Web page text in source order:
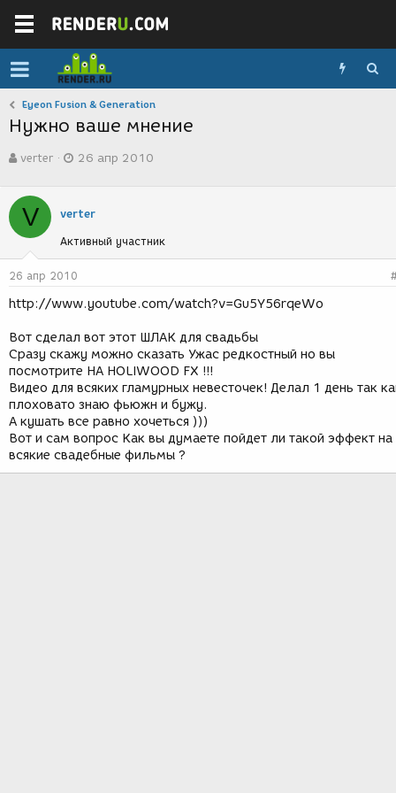
Eyeon Fusion & Generation
Нужно ваше мнение
в
о
р
е
м
ы
verter
а
с
з
д
а
и
26 апр 2010
V verter
Активный участник
26 апр 2010
http://www.youtube.com/watch?v=Gu5Y56rqeWo
Вот сделал вот этот ШЛАК для свадьбы
Сразу скажу можно сказать Ужас редкостный но вы
посмотрите НА HOLIWOOD FX !!!
Видео для всяких гламурных невесточек! Делал 1 день так
плоховато знаю фьюжн и бужу.
А кушать все равно хочеться )))
Вот и сам вопрос Как вы думаете пойдет ли такой эффект на
всякие свадебные фильмы ?